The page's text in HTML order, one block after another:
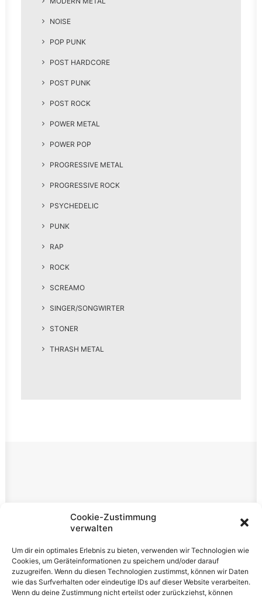
Cookie-Zustimmung
verwalten
Um dir ein optimales Erlebnis zu bieten, verwenden wir Technologien wie
Cookies, um Geräteinformationen zu speichern und/oder darauf
zuzugreifen. Wenn du diesen Technologien zustimmst, können wir Daten
wie das Surfverhalten oder eindeutige IDs auf dieser Website verarbeiten.
Wenn du deine Zustimmung nicht erteilst oder zurückziehst, können
NOISE
POP PUNK
POST HARDCORE
POST PUNK
POST ROCK
POWER METAL
POWER POP
PROGRESSIVE METAL
PROGRESSIVE ROCK
PSYCHEDELIC
PUNK
RAP
ROCK
SCREAMO
SINGER/SONGWIRTER
STONER
THRASH METAL
Rechtliches
Datenschutzerklärung
Cookie-Richtlinie (EU)